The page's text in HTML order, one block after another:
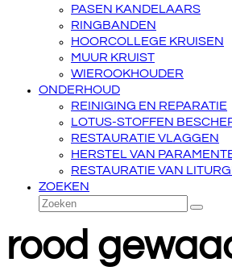
PASEN KANDELAARS
RINGBANDEN
HOORCOLLEGE KRUISEN
MUUR KRUIST
WIEROOKHOUDER
ONDERHOUD
REINIGING EN REPARATIE
LOTUS-STOFFEN
RESTAURATIE VLAGGEN
HERSTEL VAN
RESTAURATIE VAN
ZOEKEN
Zoeken
rood